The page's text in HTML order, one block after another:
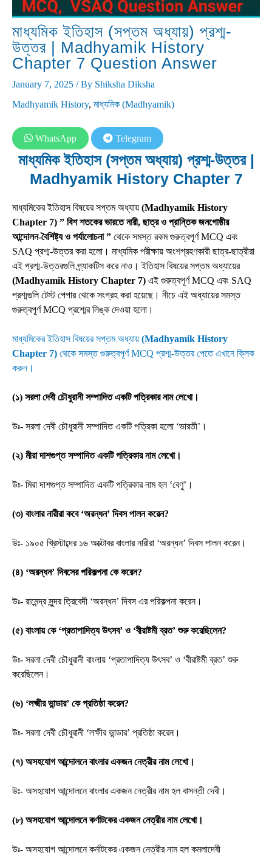
মাধ্যমিক ইতিহাস (সপ্তম অধ্যায়) প্রশ্ম-
উত্তর | Madhyamik History
Chapter 7 Question Answer
January 7, 2025 / By Shiksha Diksha
Madhyamik History, মাধ্যমিক (Madhyamik)
WhatsApp Telegram
মাধ্যমিক ইতিহাস (সপ্তম অধ্যায়) প্রশ্ম-উত্তর |
Madhyamik History Chapter 7
মাধ্যমিকের ইতিহাস বিষয়ের সপ্তম অধ্যায় (Madhyamik History
Chapter 7) ” বিশ শতকের ভারতে নারী, ছাত্র ও প্রান্তিক জনগোষ্ঠীর
আন্দোলন-বৈশিষ্ট্য ও পর্যালোচনা ” থেকে সমস্ত রকম গুরুত্বপূর্ণ MCQ এবং
SAQ প্রশ্ম-উত্তর করা হলো। মাধ্যমিক পরীক্ষায় অংশগ্রহণকারী ছাত্র-ছাত্রীরা
এই প্রশ্ম-উত্তরগুলি প্র্যাকটিস করে নাও। ইতিহাস বিষয়ের সপ্তম অধ্যায়ের
(Madhyamik History Chapter 7) এই গুরুত্বপূর্ণ MCQ এবং SAQ
প্রশ্মগুলি টেস্ট পেপার থেকে সংগ্রহ করা হয়েছে। নীচে এই অধ্যায়ের সমস্ত
গুরুত্বপূর্ণ MCQ প্রশ্মের লিঙ্ক দেওয়া হলো।
মাধ্যমিকের ইতিহাস বিষয়ের সপ্তম অধ্যায় (Madhyamik History
Chapter 7) থেকে সমস্ত গুরুত্বপূর্ণ MCQ প্রশ্ম-উত্তর পেতে এখানে ক্লিক
করুন।
(১) সরলা দেবী চৌধুরানী সম্পাদিত একটি পত্রিকার নাম লেখো।
উঃ- সরলা দেবী চৌধুরানী সম্পাদিত একটি পত্রিকা হলো ‘ভারতী’।
(২) মীরা দাশগুপ্ত সম্পাদিত একটি পত্রিকার নাম লেখো।
উঃ- মিরা দাশগুপ্ত সম্পাদিত একটি পত্রিকার নাম হল ‘বেণু’।
(৩) বাংলার নারীরা কবে ‘অরন্ধন’ দিবস পালন করেন?
উঃ- ১৯০৫ খ্রিস্টাব্দের ১৬ অক্টোবর বাংলার নারীরা ‘অরন্ধন’ দিবস পালন করেন।
(৪) ‘অরন্ধন’ দিবসের পরিকল্পনা কে করেন?
উঃ- রামেন্দ্র সুন্দর ত্রিবেদী ‘অরন্ধন’ দিবস এর পরিকল্পনা করেন।
(৫) বাংলায় কে ‘প্রতাপাদিত্য উৎসব’ ও ‘বীরাষ্টমী ব্রত’ শুরু করেছিলেন?
উঃ- সরলা দেবী চৌধুরানী বাংলায় ‘প্রতাপাদিত্য উৎসব’ ও ‘বীরাষ্টমী ব্রত’ শুরু
করেছিলেন।
(৬) ‘লক্ষ্মীর ভান্ডার’ কে প্রতিষ্ঠা করেন?
উঃ- সরলা দেবী চৌধুরানী ‘লক্ষীর ভান্ডার’ প্রতিষ্ঠা করেন।
(৭) অসহযোগ আন্দোলনে বাংলার একজন নেত্রীর নাম লেখো।
উঃ- অসহযোগ আন্দোলনে বাংলার একজন নেত্রীর নাম হল বাসন্তী দেবী।
(৮) অসহযোগ আন্দোলনে কর্ণাটকের একজন নেত্রীর নাম লেখো।
উঃ- অসহযোগ আন্দোলনে কর্নাটকের একজন নেত্রীর নাম হল কমলাদেবী